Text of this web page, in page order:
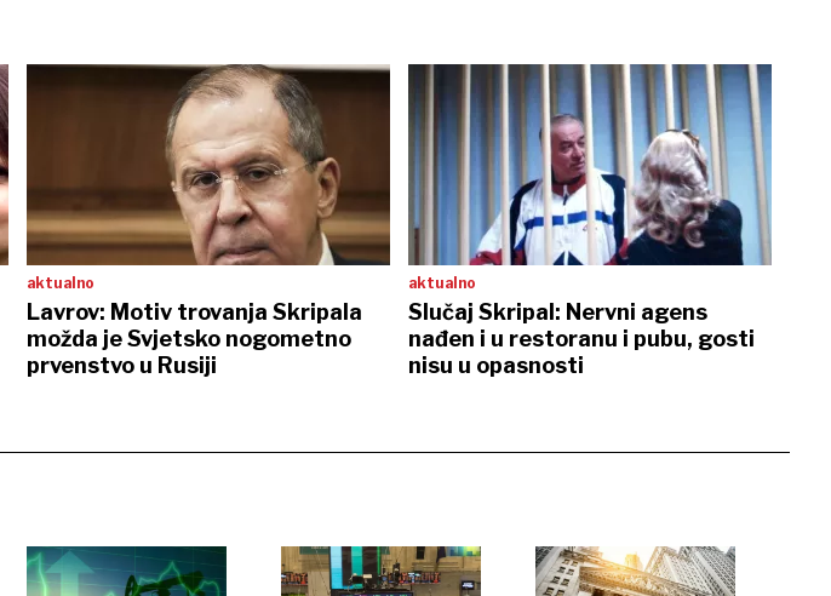
aktualno
Lavrov: Motiv trovanja Skripala
možda je Svjetsko nogometno
prvenstvo u Rusiji
aktualno
Slučaj Skripal: Nervni agens
nađen i u restoranu i pubu, gosti
nisu u opasnosti